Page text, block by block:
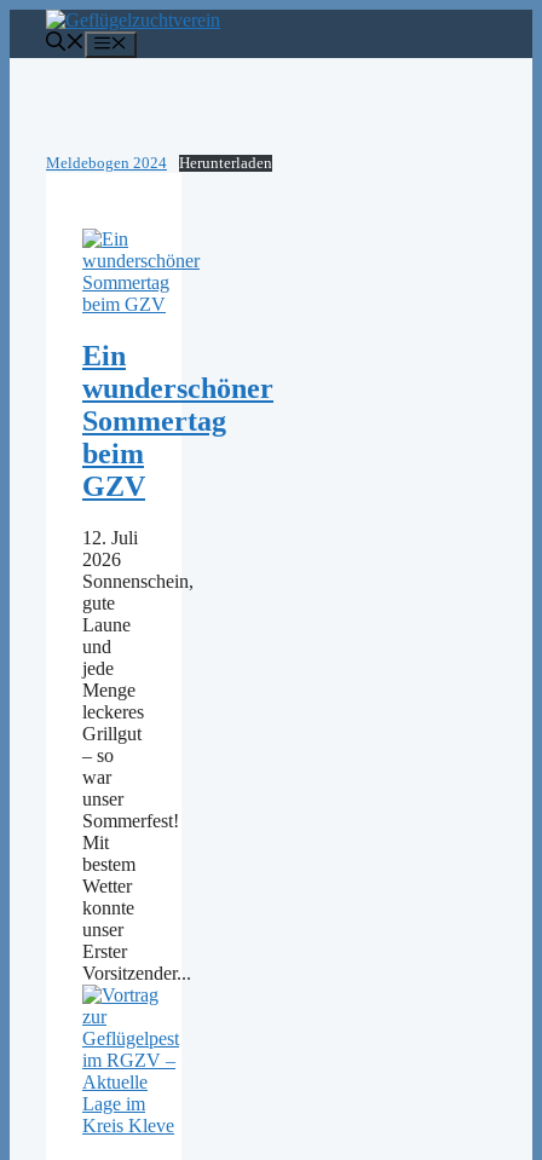
Inhalt
springen
Meldebogen 2024 Herunterladen
Ein
wunderschöner
Sommertag
beim
GZV
12. Juli
2026
Sonnenschein,
gute
Laune
und
jede
Menge
leckeres
Grillgut
– so
war
unser
Sommerfest!
Mit
bestem
Wetter
konnte
unser
Erster
Vorsitzender...